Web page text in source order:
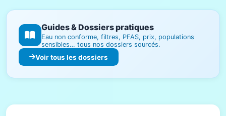
Guides & Dossiers pratiques
Eau non conforme, filtres, PFAS, prix, populations
sensibles… tous nos dossiers sourcés.
Voir tous les dossiers